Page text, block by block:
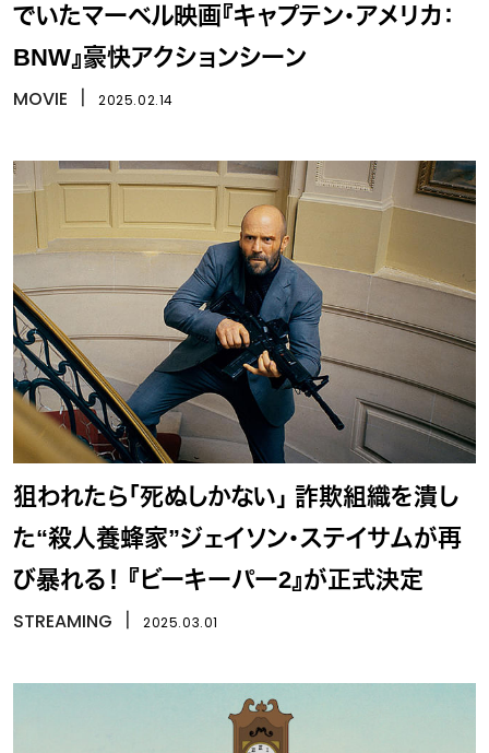
でいたマーベル映画『キャプテン・アメリカ：
BNW』豪快アクションシーン
MOVIE 2025.02.14
狙われたら「死ぬしかない」 詐欺組織を潰し
た“殺人養蜂家”ジェイソン・ステイサムが再
び暴れる！ 『ビーキーパー2』が正式決定
STREAMING 2025.03.01